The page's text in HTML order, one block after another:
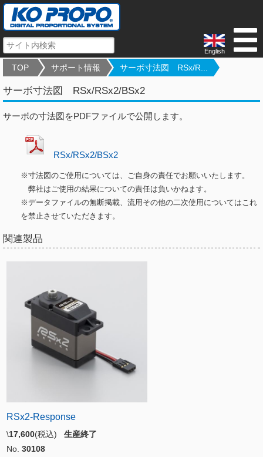
English
TOP サポート情報 サーボ寸法図 RSx/R...
サーボ寸法図 RSx/RSx2/BSx2
サーボの寸法図をPDFファイルで公開します。
RSx/RSx2/BSx2
※寸法図のご使用については、ご自身の責任でお願いいたします。
弊社はご使用の結果についての責任は負いかねます。
※データファイルの無断掲載、流用その他の二次使用についてはこれ
を禁止させていただきます。
関連製品
RSx2-Response
\17,600(税込) 生産終了
No. 30108